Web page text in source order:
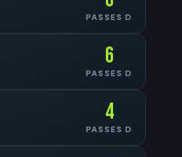
PASSES D
6
PASSES D
4
PASSES D